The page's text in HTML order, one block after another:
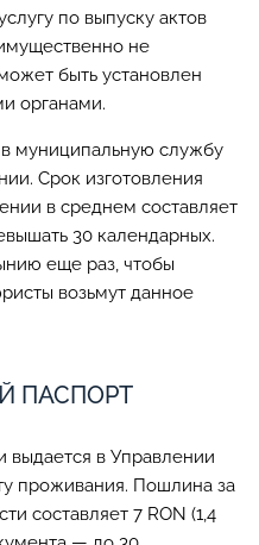
по выпуску актов
не
быть установлен
органами.
муниципальную службу
Срок изготовления
в среднем составляет
30 календарных.
еще раз, чтобы
возьмут данное
ПАСПОРТ
выдается в Управлении
проживания. Пошлина за
составляет 7 RON (1,4